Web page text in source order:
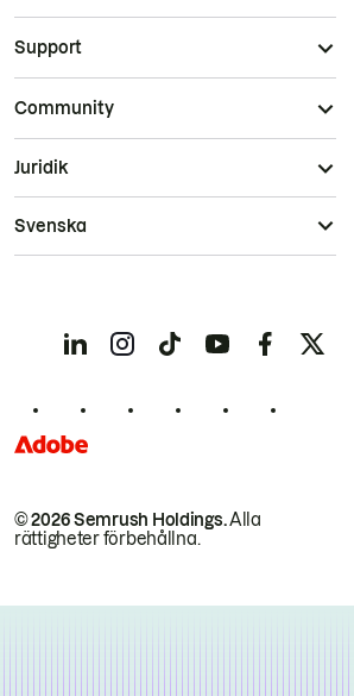
Support
Community
© 2026 Semrush Holdings.Alla
rättigheter förbehållna.
Juridik
Svenska